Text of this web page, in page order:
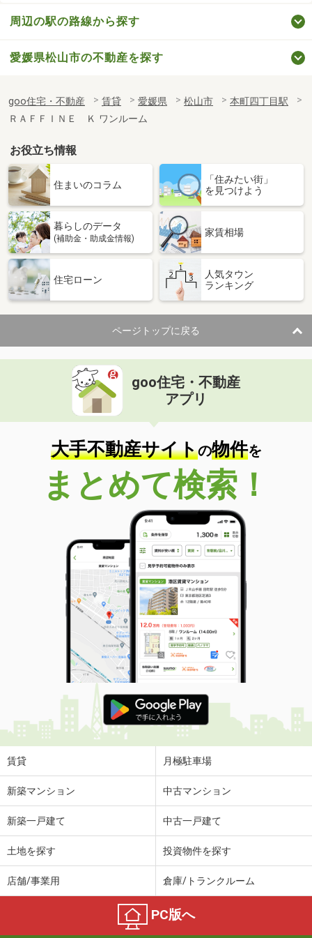
周辺の駅の路線から探す
愛媛県松山市の不動産を探す
goo住宅・不動産 賃貸 愛媛県 松山市
本町四丁目駅
ＲＡＦＦＩＮＥ Ｋ ワンルーム
お役立ち情報
住まいのコラム
「住みたい街」
を見つけよう
暮らしのデータ
(補助金・助成金情報)
家賃相場
住宅ローン
人気タウン
ランキング
ページトップに戻る
goo住宅・不動産
アプリ
大手不動産サイトの物件を
まとめて検索！
賃貸 月極駐車場
新築マンション 中古マンション
新築一戸建て 中古一戸建て
土地を探す 投資物件を探す
店舗/事業用 倉庫/トランクルーム
PC版へ